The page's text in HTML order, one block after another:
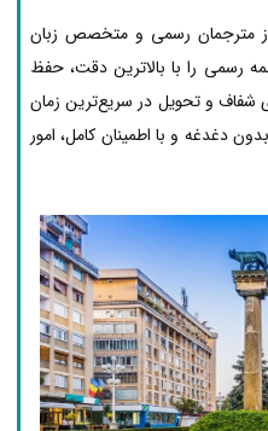
از مترجمان رسمی و متخصص زبان
رسمی را با بالاترین دقت، حفظ
شفاف و تحویل در سریع‌ترین زمان
دغدغه و با اطمینان کامل، امور